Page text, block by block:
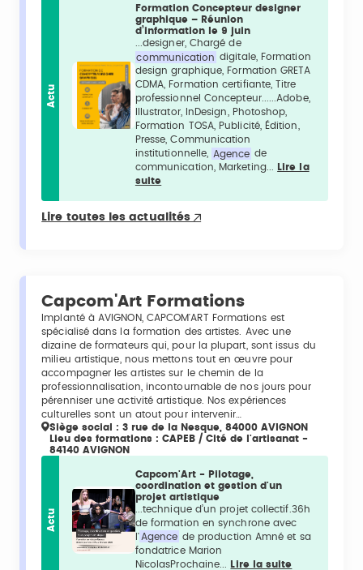
Actu
Formation Concepteur designer
graphique – Réunion
d’information le 9 juin
...designer, Chargé de
communication digitale, Formation
design graphique, Formation GRETA
CDMA, Formation certifiante, Titre
professionnel Concepteur......Adobe,
Illustrator, InDesign, Photoshop,
Formation TOSA, Publicité, Édition,
Presse, Communication
institutionnelle,
Agence de
communication, Marketing...
Lire la
suite
Lire toutes les actualités
Capcom'Art Formations
Implanté à AVIGNON, CAPCOM'ART Formations est
spécialisé dans la formation des artistes. Avec une
dizaine de formateurs qui, pour la plupart, sont issus du
milieu artistique, nous mettons tout en œuvre pour
accompagner les artistes sur le chemin de la
professionnalisation, incontournable de nos jours pour
pérenniser une activité artistique. Nos expériences
culturelles sont un atout pour intervenir…
Siège social : 3 rue de la Nesque, 84000 AVIGNON
Lieu des formations : CAPEB / Cité de l'artisanat -
84140 AVIGNON
Actu
Capcom'Art - Pilotage,
coordination et gestion d'un
projet artistique
...technique d’un projet collectif.36h
de formation en synchrone avec
l' Agence de production Amné et sa
fondatrice Marion
NicolasProchaine...
Lire la suite